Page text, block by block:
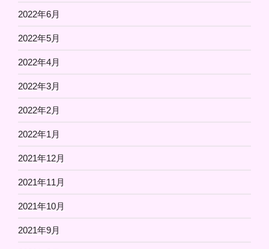
2022年6月
2022年5月
2022年4月
2022年3月
2022年2月
2022年1月
2021年12月
2021年11月
2021年10月
2021年9月